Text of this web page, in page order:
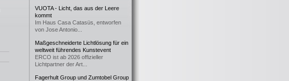
VUOTA - Licht, das aus der Leere
kommt
Im Haus Casa Catasüs, entworfen
von Jose Antonio...
Maßgeschneiderte Lichtlösung für ein
weltweit führendes Kunstevent
ERCO ist ab 2026 offizieller
Lichtpartner der Art...
Fagerhult Group und Zumtobel Group